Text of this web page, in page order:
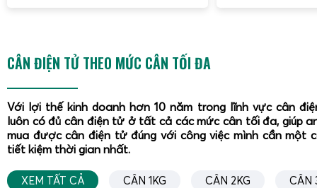
CÂN ĐIỆN TỬ THEO MỨC CÂN TỐI ĐA
Với lợi thế kinh doanh hơn 10 năm trong lĩnh vực cân
luôn có đủ cân điện tử ở tất cả các mức cân tối đa, giúp
mua được cân điện tử đúng với công việc mình cần một
tiết kiệm thời gian nhất.
XEM TẤT CẢ CÂN 1KG CÂN 2KG CÂN